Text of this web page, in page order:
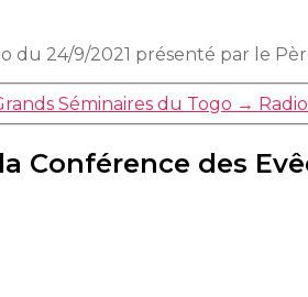
du 24/9/2021 présenté par le
Séminaires du Togo →
Conférence des